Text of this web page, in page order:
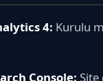
4: Kurulu
Console: Site